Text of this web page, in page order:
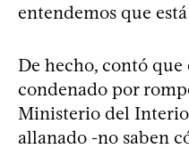
entendemos que
De hecho, contó
condenado por
Ministerio del
allanado -no saben